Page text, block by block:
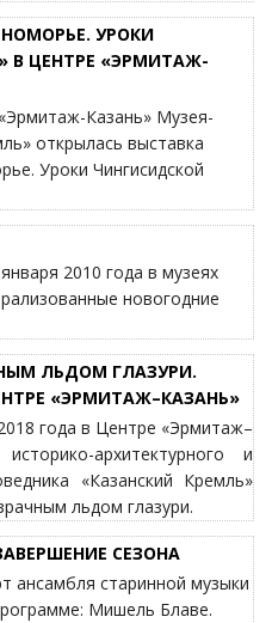
УРОКИ
В ЦЕНТРЕ «ЭРМИТАЖ-
Казань» Музея-
открылась выставка
Уроки Чингисидской
2010 года в музеях
новогодние
ЛЬДОМ ГЛАЗУРИ.
«ЭРМИТАЖ–КАЗАНЬ»
года в Центре «Эрмитаж–
архитектурного и
«Казанский Кремль»
льдом глазури.
СЕЗОНА
ансамбля старинной музыки
Мишель Блаве.